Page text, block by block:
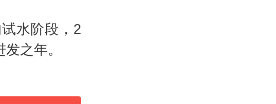
水阶段，2
之年。